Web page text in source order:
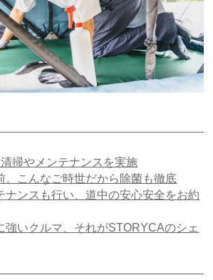
掃やメンテナンスを実施
。こんなご時世だから除菌も徹底
ナンスも行い、道中の安心安全をお約
強いクルマ、それがSTORYCAのシェ